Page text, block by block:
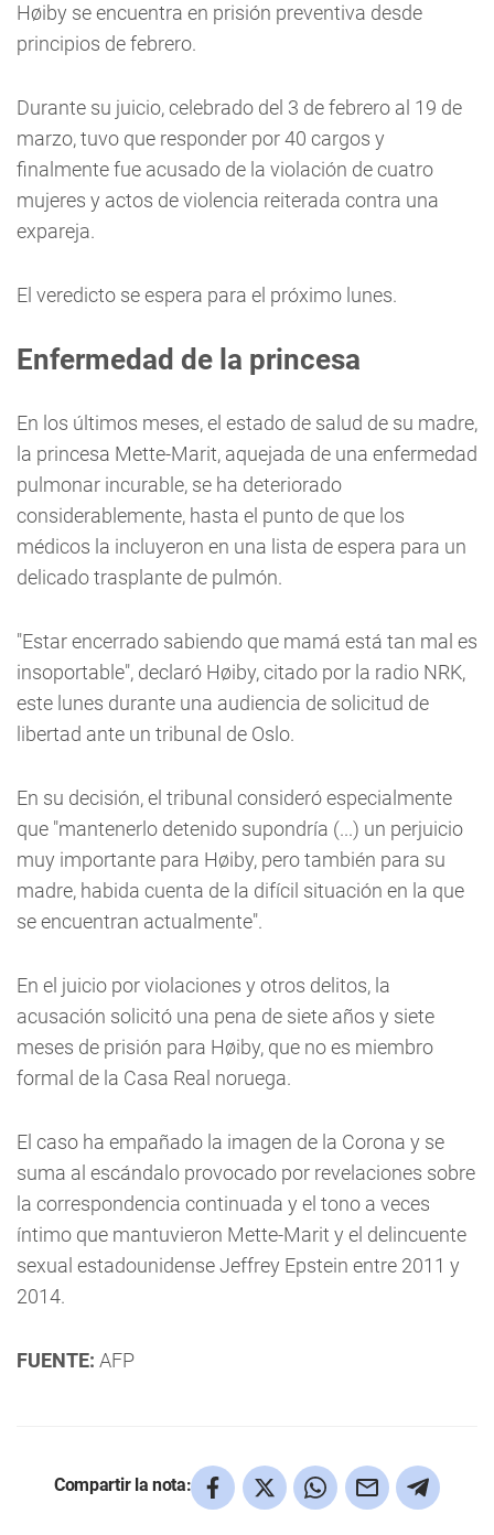
Høiby se encuentra en prisión preventiva desde
principios de febrero.
Durante su juicio, celebrado del 3 de febrero al 19 de
marzo, tuvo que responder por 40 cargos y
finalmente fue acusado de la violación de cuatro
mujeres y actos de violencia reiterada contra una
expareja.
El veredicto se espera para el próximo lunes.
Enfermedad de la princesa
En los últimos meses, el estado de salud de su madre,
la princesa Mette-Marit, aquejada de una enfermedad
pulmonar incurable, se ha deteriorado
considerablemente, hasta el punto de que los
médicos la incluyeron en una lista de espera para un
delicado trasplante de pulmón.
"Estar encerrado sabiendo que mamá está tan mal es
insoportable", declaró Høiby, citado por la radio NRK,
este lunes durante una audiencia de solicitud de
libertad ante un tribunal de Oslo.
En su decisión, el tribunal consideró especialmente
que "mantenerlo detenido supondría (...) un perjuicio
muy importante para Høiby, pero también para su
madre, habida cuenta de la difícil situación en la que
se encuentran actualmente".
En el juicio por violaciones y otros delitos, la
acusación solicitó una pena de siete años y siete
meses de prisión para Høiby, que no es miembro
formal de la Casa Real noruega.
El caso ha empañado la imagen de la Corona y se
suma al escándalo provocado por revelaciones sobre
la correspondencia continuada y el tono a veces
íntimo que mantuvieron Mette-Marit y el delincuente
sexual estadounidense Jeffrey Epstein entre 2011 y
2014.
FUENTE: AFP
Compartir la nota: